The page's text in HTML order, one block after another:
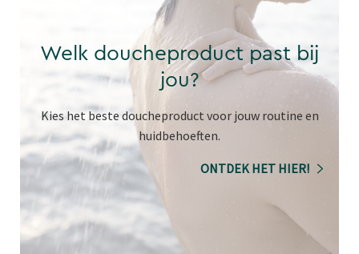
Welk doucheproduct past bij
jou?
Kies het beste doucheproduct voor jouw routine en
huidbehoeften.
ONTDEK HET HIER!